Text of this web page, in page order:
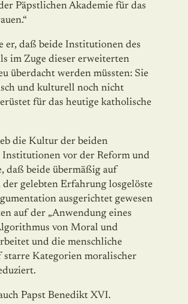
Päpst­lichen Akademie für das
er, daß beide Institutionen des
im Zuge dieser erweiterten
überdacht werden müssten: Sie
und kulturell noch nicht
für das heutige katholische
die Kultur der beiden
Institutionen vor der Reform und
daß beide übermäßig auf
der gelebten Erfahrung losge­löste
ausgerichtet gewesen
auf der „Anwen­dung eines
von Moral und
und die mensch­liche
starre Kategorien moralischer
Papst Benedikt XVI.